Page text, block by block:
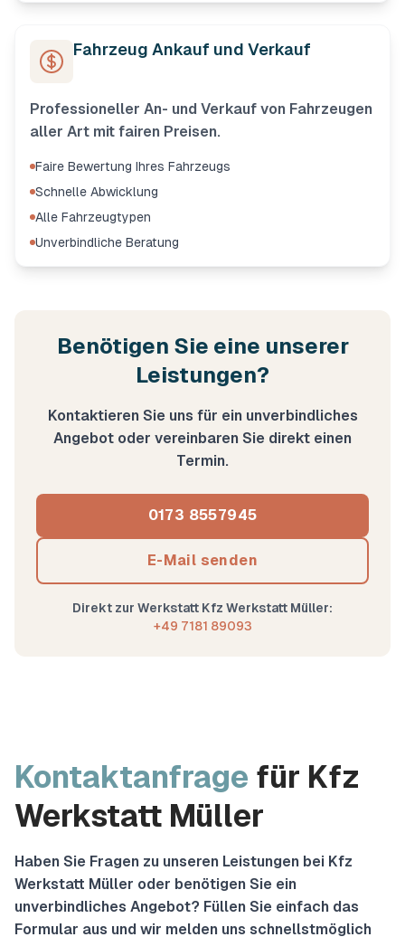
Fahrzeug Ankauf und Verkauf
Professioneller An- und Verkauf von Fahrzeugen
aller Art mit fairen Preisen.
Faire Bewertung Ihres Fahrzeugs
Schnelle Abwicklung
Alle Fahrzeugtypen
Unverbindliche Beratung
Benötigen Sie eine unserer
Leistungen?
Kontaktieren Sie uns für ein unverbindliches
Angebot oder vereinbaren Sie direkt einen
Termin.
0173 8557945
E-Mail senden
Direkt zur Werkstatt Kfz Werkstatt Müller:
+49 7181 89093
Kontaktanfrage für Kfz
Werkstatt Müller
Haben Sie Fragen zu unseren Leistungen bei Kfz
Werkstatt Müller oder benötigen Sie ein
unverbindliches Angebot? Füllen Sie einfach das
Formular aus und wir melden uns schnellstmöglich